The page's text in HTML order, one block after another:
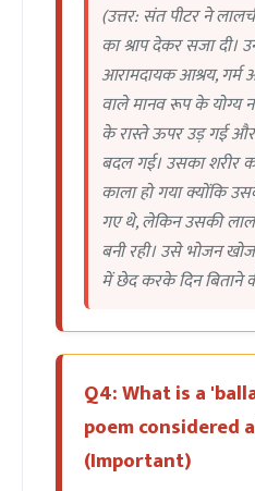
(उत्तर: संत पीटर ने
का श्राप देकर सजा दी।
आरामदायक आश्रय,
वाले मानव रूप के योग्य
के रास्ते ऊपर उड़ गई
बदल गई। उसका शरीर
काला हो गया क्योंकि
गए थे, लेकिन उसकी
बनी रही। उसे भोजन
में छेद करके दिन बिताने
Q4: What is a
poem considered
(Important)